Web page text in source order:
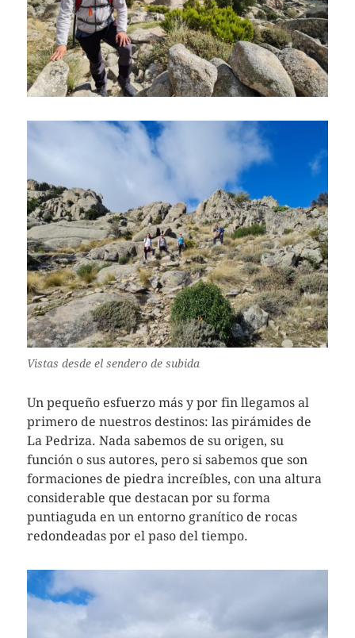
Vistas desde el sendero de subida
Un pequeño esfuerzo más y por fin llegamos al
primero de nuestros destinos: las pirámides de
La Pedriza. Nada sabemos de su origen, su
función o sus autores, pero si sabemos que son
formaciones de piedra increíbles, con una altura
considerable que destacan por su forma
puntiaguda en un entorno granítico de rocas
redondeadas por el paso del tiempo.